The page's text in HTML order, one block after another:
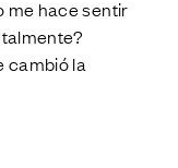
me hace sentir
cambió la